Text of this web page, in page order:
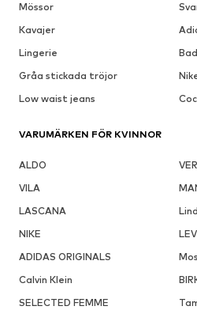
Mössor
Kavajer
Lingerie
Gråa stickada tröjor
Low waist jeans
VARUMÄRKEN FÖR KVINNOR
ALDO
VILA
LASCANA
NIKE
ADIDAS ORIGINALS
Calvin Klein
SELECTED FEMME